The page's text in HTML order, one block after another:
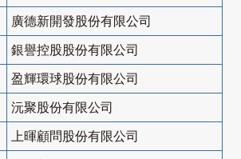
廣德新開發股份有限公司
銀譽控股股份有限公司
盈輝環球股份有限公司
沅聚股份有限公司
上暉顧問股份有限公司